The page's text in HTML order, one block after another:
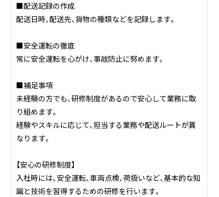
■配送記録の作成
配送日時、配送先、貨物の種類などを記録します。
■安全運転の徹底
常に安全運転を心がけ、事故防止に努めます。
■補足事項
未経験の方でも、研修制度があるので安心して業務に取
り組めます。
経験やスキルに応じて、担当する業務や配送ルートが異
なります。
【安心の研修制度】
入社時には、安全運転、車両点検、荷扱いなど、基本的な知
識と技術を習得するための研修を行います。